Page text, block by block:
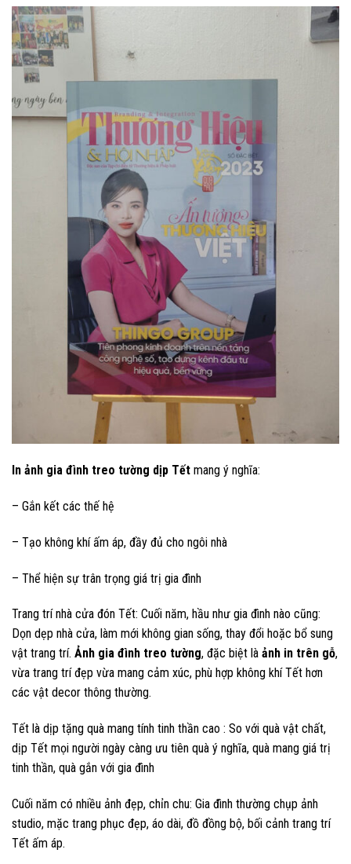
In ảnh gia đình treo tường dịp Tết mang ý nghĩa:
– Gắn kết các thế hệ
– Tạo không khí ấm áp, đầy đủ cho ngôi nhà
– Thể hiện sự trân trọng giá trị gia đình
Trang trí nhà cửa đón Tết: Cuối năm, hầu như gia đình nào cũng:
Dọn dẹp nhà cửa, làm mới không gian sống, thay đổi hoặc bổ sung
vật trang trí. Ảnh gia đình treo tường, đặc biệt là ảnh in trên gỗ,
vừa trang trí đẹp vừa mang cảm xúc, phù hợp không khí Tết hơn
các vật decor thông thường.
Tết là dịp tặng quà mang tính tinh thần cao : So với quà vật chất,
dịp Tết mọi người ngày càng ưu tiên quà ý nghĩa, quà mang giá trị
tinh thần, quà gắn với gia đình
Cuối năm có nhiều ảnh đẹp, chỉn chu: Gia đình thường chụp ảnh
studio, mặc trang phục đẹp, áo dài, đồ đồng bộ, bối cảnh trang trí
Tết ấm áp.